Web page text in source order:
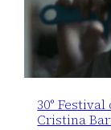
30°
Cristina